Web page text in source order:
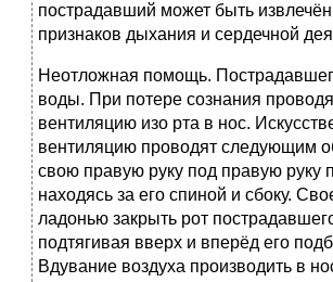
пострадавший может быть
признаков дыхания и сердечной
Неотложная помощь.
воды. При потере сознания
вентиляцию изо рта в нос.
вентиляцию проводят следующим
свою правую руку под правую руку
находясь за его спиной и сбоку.
ладонью закрыть рот
подтягивая вверх и вперёд его
Вдувание воздуха производить в